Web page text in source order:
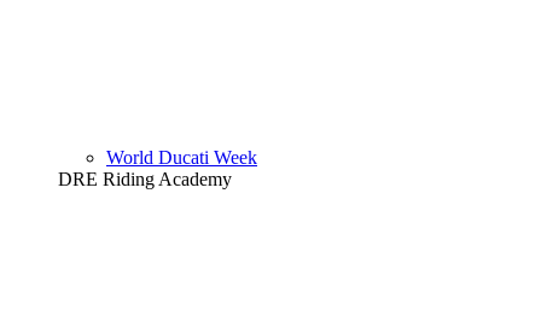
World Ducati Week
DRE Riding Academy